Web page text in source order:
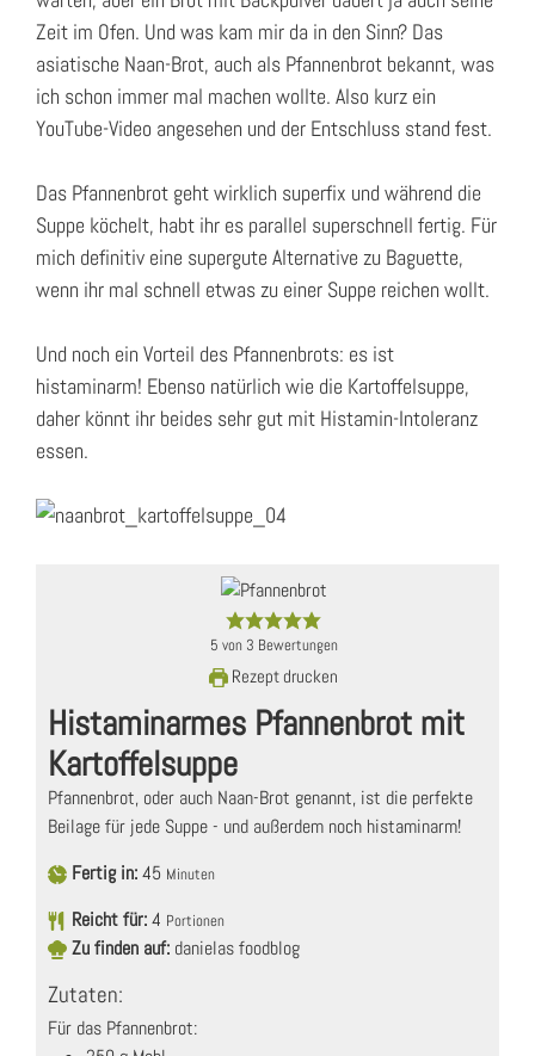
Zeit im Ofen. Und was kam mir da in den Sinn? Das
asiatische Naan-Brot, auch als Pfannenbrot bekannt, was
ich schon immer mal machen wollte. Also kurz ein
YouTube-Video angesehen und der Entschluss stand fest.
Das Pfannenbrot geht wirklich superfix und während die
Suppe köchelt, habt ihr es parallel superschnell fertig. Für
mich definitiv eine supergute Alternative zu Baguette,
wenn ihr mal schnell etwas zu einer Suppe reichen wollt.
Und noch ein Vorteil des Pfannenbrots: es ist
histaminarm! Ebenso natürlich wie die Kartoffelsuppe,
daher könnt ihr beides sehr gut mit Histamin-Intoleranz
essen.
5 von 3 Bewertungen
Rezept drucken
Histaminarmes Pfannenbrot mit
Kartoffelsuppe
Pfannenbrot, oder auch Naan-Brot genannt, ist die perfekte
Beilage für jede Suppe - und außerdem noch histaminarm!
Fertig in:45 Minuten
Reicht für:4 Portionen
Zu finden auf: danielas foodblog
Zutaten:
Für das Pfannenbrot: